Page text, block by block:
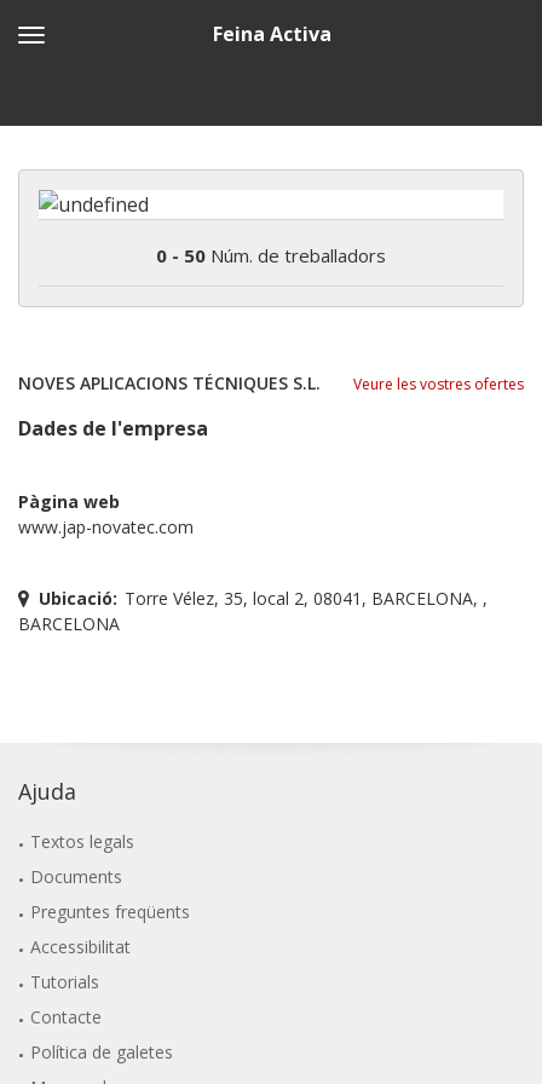
Feina Activa
0 - 50 Núm. de treballadors
NOVES APLICACIONS TÉCNIQUES S.L. Veure les vostres ofertes
Dades de l'empresa
Pàgina web
www.jap-novatec.com
Ubicació: Torre Vélez, 35, local 2, 08041, BARCELONA, ,
BARCELONA
Ajuda
Textos legals
Documents
Preguntes freqüents
Accessibilitat
Tutorials
Contacte
Política de galetes